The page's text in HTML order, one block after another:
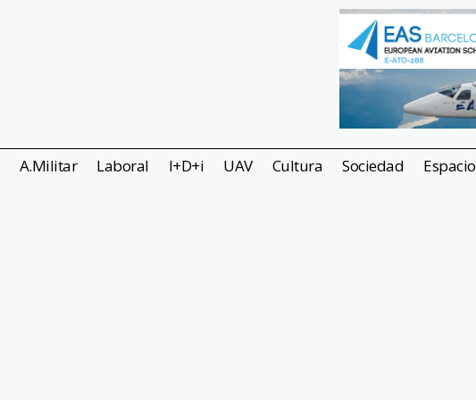
A.Militar Laboral I+D+i UAV Cultura Sociedad Espacio